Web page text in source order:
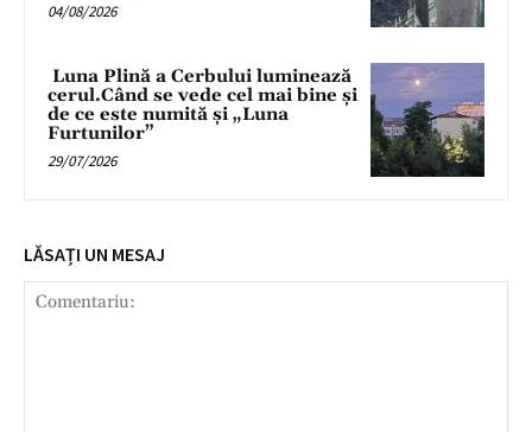
04/08/2026
Luna Plină a Cerbului luminează
cerul.Când se vede cel mai bine și
de ce este numită și „Luna
Furtunilor”
29/07/2026
LĂSAȚI UN MESAJ